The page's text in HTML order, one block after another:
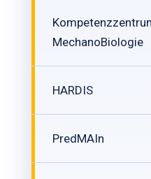
MechanoBiologie
HARDIS
PredMAIn